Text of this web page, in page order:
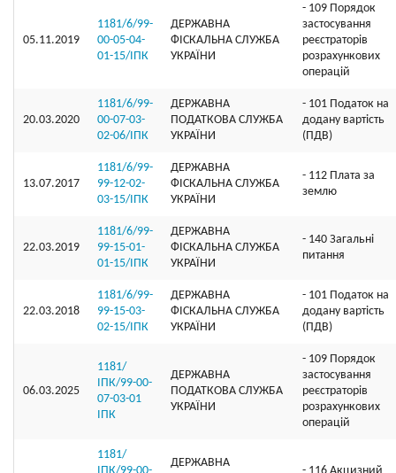
05.11.2019
1181/6/99-
00-05-04-
01-15/ІПК
ДЕРЖАВНА
ФІСКАЛЬНА СЛУЖБА
УКРАЇНИ
- 109 Порядок
застосування
реєстраторів
розрахункових
операцій
20.03.2020
1181/6/99-
00-07-03-
02-06/ІПК
ДЕРЖАВНА
ПОДАТКОВА СЛУЖБА
УКРАЇНИ
- 101 Податок на
додану вартість
(ПДВ)
13.07.2017
1181/6/99-
99-12-02-
03-15/ІПК
ДЕРЖАВНА
ФІСКАЛЬНА СЛУЖБА
УКРАЇНИ
- 112 Плата за
землю
22.03.2019
1181/6/99-
99-15-01-
01-15/ІПК
ДЕРЖАВНА
ФІСКАЛЬНА СЛУЖБА
УКРАЇНИ
- 140 Загальні
питання
22.03.2018
1181/6/99-
99-15-03-
02-15/ІПК
ДЕРЖАВНА
ФІСКАЛЬНА СЛУЖБА
УКРАЇНИ
- 101 Податок на
додану вартість
(ПДВ)
06.03.2025
1181/
ІПК/99-00-
07-03-01
ІПК
ДЕРЖАВНА
ПОДАТКОВА СЛУЖБА
УКРАЇНИ
- 109 Порядок
застосування
реєстраторів
розрахункових
операцій
1181/
ДЕРЖАВНА